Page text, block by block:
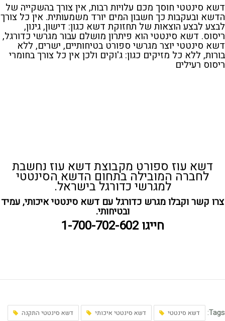
דשא סינטטי חוסך מכם עלויות רבות, אין צורך בהשקייה של
הדשא ובעקבות כך חשבון המים יורד משמעותית. אין כל צורך
לבצע לבצע הוצאות של תחזוקת דשא כגון: דישון, גינון,
ריסוס. דשא סינטטי הוא פיתרון מושלם עבור מגרשי כדורגל,
דשא סינטטי יוצר מגרשי ספורט בטיחותיים, ישרים, ללא
בורות, ללא כל מזיקים כגון: ג'וקים ולכן אין כל צורך בחומרי
ריסוס רעילים
דשא עוז ספורט מקבוצת דשא עוז נחשבת
לחברה המובילה בתחום הדשא הסינטטי
למגרשי כדורגל בישראל.
צרו קשר וקבלו מגרש כדורגל עם דשא סינטטי איכותי, עמיד
ובטיחותי.
חייגו 1-700-702-602
Tags: דשא סינטטי דשא סינטטי איכותי
דשא סינטטי התקנה